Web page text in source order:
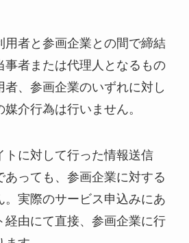
用者と参画企業との間で締結
事者または代理人となるもの
者、参画企業のいずれに対し
介行為は行いません。
トに対して行った情報送信
あっても、参画企業に対する
。実際のサービス申込みにあ
経由にて直接、参画企業に行